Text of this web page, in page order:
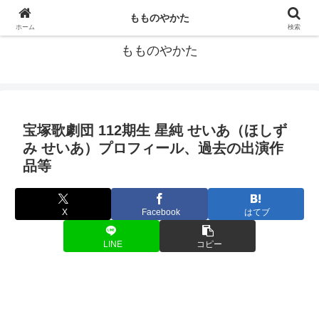
宝塚歌劇団の個人的データ集
もものやかた
宝塚歌劇団 112期生 星純 せいあ（ほしず
み せいあ）プロフィール、過去の出演作
品等
X Facebook はてブ
LINE コピー
ホーム
もものやかた
検索